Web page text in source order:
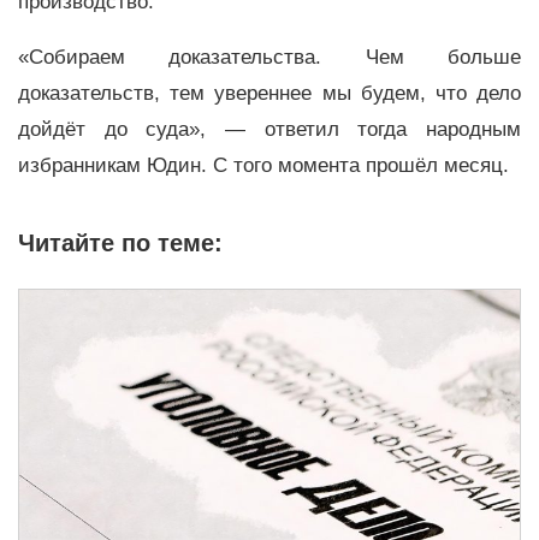
«Собираем доказательства. Чем больше
доказательств, тем увереннее мы будем, что дело
дойдёт до суда», — ответил тогда народным
избранникам Юдин. С того момента прошёл месяц.
Читайте по теме: